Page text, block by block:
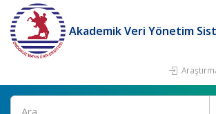
Akademik Veri Yönetim
Ara